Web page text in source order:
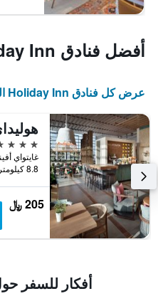
أفضل فنادق Holiday Inn في دبي
عرض كل فنادق Holiday Inn التي يبلغ عددها 7
4 نجوم
8.8 كيلومتر عن وسط المدينة
205 ﷼
أفكار للسفر